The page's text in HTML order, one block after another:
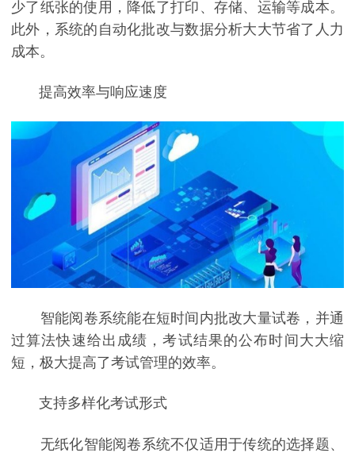
少了纸张的使用，降低了打印、存储、运输等成本。
此外，系统的自动化批改与数据分析大大节省了人力
成本。
提高效率与响应速度
智能阅卷系统能在短时间内批改大量试卷，并通
过算法快速给出成绩，考试结果的公布时间大大缩
短，极大提高了考试管理的效率。
支持多样化考试形式
无纸化智能阅卷系统不仅适用于传统的选择题、